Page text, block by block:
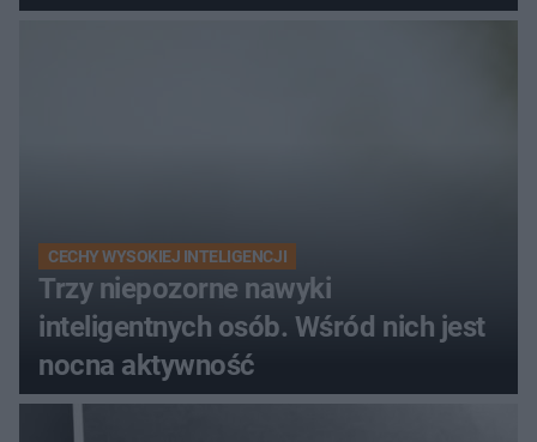
CECHY WYSOKIEJ INTELIGENCJI
Trzy niepozorne nawyki
inteligentnych osób. Wśród nich jest
nocna aktywność